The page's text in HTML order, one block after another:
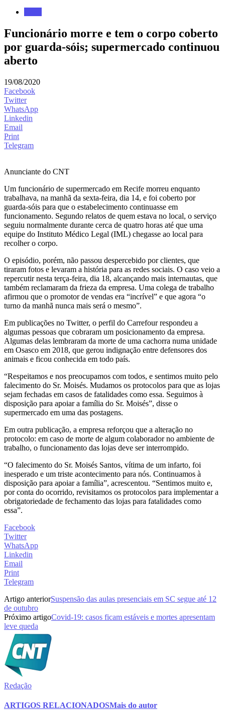
Funcionário morre e tem o corpo coberto
por guarda-sóis; supermercado continuou
aberto
19/08/2020
Facebook
Twitter
WhatsApp
Linkedin
Email
Print
Telegram
Anunciante do CNT
Um funcionário de supermercado em Recife morreu enquanto
trabalhava, na manhã da sexta-feira, dia 14, e foi coberto por
guarda-sóis para que o estabelecimento continuasse em
funcionamento. Segundo relatos de quem estava no local, o serviço
seguiu normalmente durante cerca de quatro horas até que uma
equipe do Instituto Médico Legal (IML) chegasse ao local para
recolher o corpo.
O episódio, porém, não passou despercebido por clientes, que
tiraram fotos e levaram a história para as redes sociais. O caso veio a
repercutir nesta terça-feira, dia 18, alcançando mais internautas, que
também reclamaram da frieza da empresa. Uma colega de trabalho
afirmou que o promotor de vendas era “incrível” e que agora “o
turno da manhã nunca mais será o mesmo”.
Em publicações no Twitter, o perfil do Carrefour respondeu a
algumas pessoas que cobraram um posicionamento da empresa.
Algumas delas lembraram da morte de uma cachorra numa unidade
em Osasco em 2018, que gerou indignação entre defensores dos
animais e ficou conhecida em todo país.
“Respeitamos e nos preocupamos com todos, e sentimos muito pelo
falecimento do Sr. Moisés. Mudamos os protocolos para que as lojas
sejam fechadas em casos de fatalidades como essa. Seguimos à
disposição para apoiar a família do Sr. Moisés”, disse o
supermercado em uma das postagens.
Em outra publicação, a empresa reforçou que a alteração no
protocolo: em caso de morte de algum colaborador no ambiente de
trabalho, o funcionamento das lojas deve ser interrompido.
“O falecimento do Sr. Moisés Santos, vítima de um infarto, foi
inesperado e um triste acontecimento para nós. Continuamos à
disposição para apoiar a família”, acrescentou. “Sentimos muito e,
por conta do ocorrido, revisitamos os protocolos para implementar a
obrigatoriedade de fechamento das lojas para fatalidades como
essa”.
Facebook
Twitter
WhatsApp
Linkedin
Email
Print
Telegram
Artigo anteriorSuspensão das aulas presenciais em SC segue até 12
de outubro
Próximo artigoCovid-19: casos ficam estáveis e mortes apresentam
leve queda
Redação
ARTIGOS RELACIONADOSMais do autor